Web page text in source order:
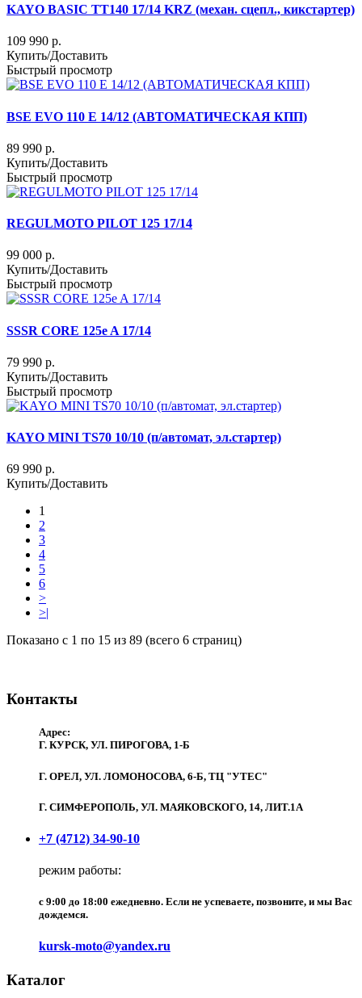
KAYO BASIC TT140 17/14 KRZ (механ. сцепл., кикстартер)
109 990 р.
Купить/Доставить
Быстрый просмотр
BSE EVO 110 Е 14/12 (АВТОМАТИЧЕСКАЯ КПП)
89 990 р.
Купить/Доставить
Быстрый просмотр
REGULMOTO PILOT 125 17/14
99 000 р.
Купить/Доставить
Быстрый просмотр
SSSR CORE 125e A 17/14
79 990 р.
Купить/Доставить
Быстрый просмотр
KAYO MINI TS70 10/10 (п/автомат, эл.стартер)
69 990 р.
Купить/Доставить
1
2
3
4
5
6
>
>|
Показано с 1 по 15 из 89 (всего 6 страниц)
Контакты
Адрес:
Г. КУРСК, УЛ. ПИРОГОВА, 1-Б
Г. ОРЕЛ, УЛ. ЛОМОНОСОВА, 6-Б, ТЦ "УТЕС"
Г. СИМФЕРОПОЛЬ, УЛ. МАЯКОВСКОГО, 14, ЛИТ.1А
+7 (4712) 34-90-10
режим работы:
c 9:00 до 18:00 ежедневно. Если не успеваете, позвоните, и мы Вас
дождемся.
kursk-moto@yandex.ru
Каталог